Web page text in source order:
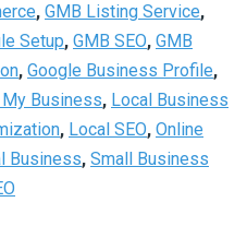
, GMB Listing Service,
Setup, GMB SEO, GMB
, Google Business Profile,
Business, Local Business
, Local SEO, Online
Business, Small Business